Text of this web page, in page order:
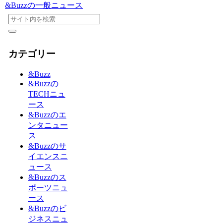
&Buzzの一般ニュース
カテゴリー
&Buzz
&Buzzの
TECHニュ
ース
&Buzzのエ
ンタニュー
ス
&Buzzのサ
イエンスニ
ュース
&Buzzのス
ポーツニュ
ース
&Buzzのビ
ジネスニュ